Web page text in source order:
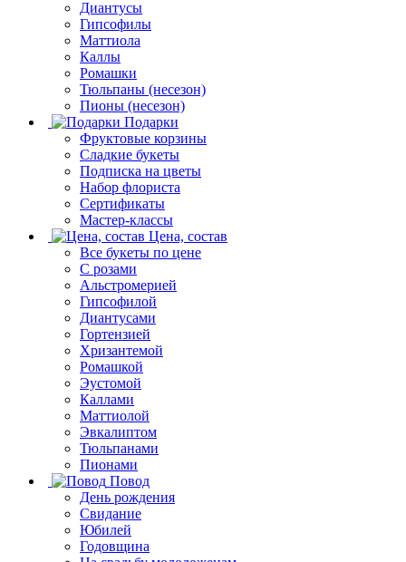
Диантусы
Гипсофилы
Маттиола
Каллы
Ромашки
Тюльпаны (несезон)
Пионы (несезон)
Подарки
Фруктовые корзины
Сладкие букеты
Подписка на цветы
Набор флориста
Сертификаты
Мастер-классы
Цена, состав
Все букеты по цене
С розами
Альстромерией
Гипсофилой
Диантусами
Гортензией
Хризантемой
Ромашкой
Эустомой
Каллами
Маттиолой
Эвкалиптом
Тюльпанами
Пионами
Повод
День рождения
Свидание
Юбилей
Годовщина